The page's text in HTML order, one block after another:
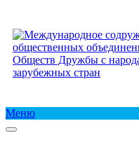
Меню